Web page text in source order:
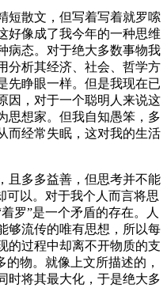
短散文，但写着写着就罗嗦
好像成了我今年的一种思维
病态。对于绝大多数事物我
分析其经济、社会、哲学方
先睁眼一样。但是我现在已
因，对于一个聪明人来说这
思想家。但我自知愚笨，多
而经常失眠，这对我的生活
且多多益善，但思考并不能
可以。对于我个人而言将思
罗”是一个矛盾的存在。人
够流传的唯有思想，所以每
的过程中却离不开物质的支
物。就像上文所描述的，
时将其最大化，于是绝大多